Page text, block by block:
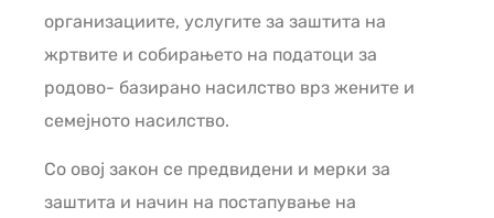
организациите, услугите за заштита на
жртвите и собирањето на податоци за
родово- базирано насилство врз жените и
семејното насилство.
Со овој закон се предвидени и мерки за
заштита и начин на постапување на